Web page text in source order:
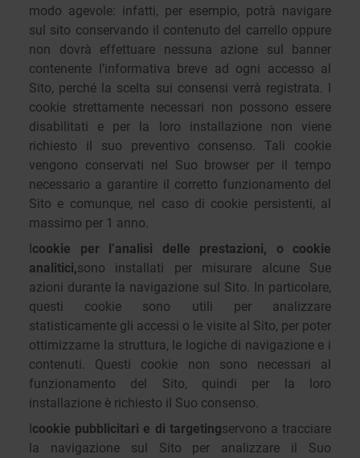
modo agevole: infatti, per esempio, potrà navigare
sul sito conservando il contenuto del carrello oppure
non dovrà effettuare nessuna azione sul banner
contenente l’informativa breve ad ogni accesso al
Sito, perché la scelta sui consensi verrà registrata. I
cookie strettamente necessari non possono essere
disabilitati e per la loro installazione non viene
richiesto il suo preventivo consenso. Tali cookie
vengono conservati nel Suo browser per il tempo
necessario a garantire il corretto funzionamento del
Sito e comunque, nel caso di cookie persistenti, al
massimo per 1 anno.
Icookie per l’analisi delle prestazioni, o cookie
analitici,sono installati per misurare alcune Sue
azioni durante la navigazione sul Sito. In particolare,
questi cookie sono utili per analizzare
statisticamente gli accessi o le visite al Sito, per poter
ottimizzarne la struttura, le logiche di navigazione e i
contenuti. Questi cookie non sono necessari al
funzionamento del Sito, quindi per la loro
installazione è richiesto il Suo consenso.
Icookie pubblicitari e di targetingservono a tracciare
la navigazione sul Sito per analizzare il Suo